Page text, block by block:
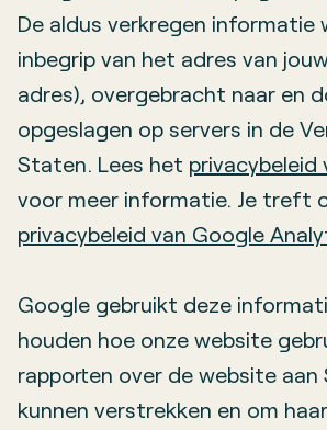
De aldus verkregen informatie
inbegrip van het adres van
adres), overgebracht naar en
opgeslagen op servers in de
Staten. Lees het privacybeleid
voor meer informatie. Je treft
privacybeleid van Google
Google gebruikt deze
houden hoe onze website
rapporten over de website aan
kunnen verstrekken en om